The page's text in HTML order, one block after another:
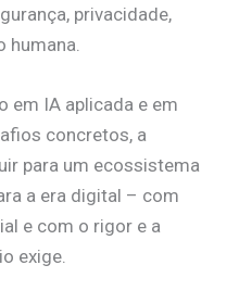
privacidade,
humana.
em IA aplicada e em
concretos, a
para um ecossistema
a era digital – com
e com o rigor e a
exige.